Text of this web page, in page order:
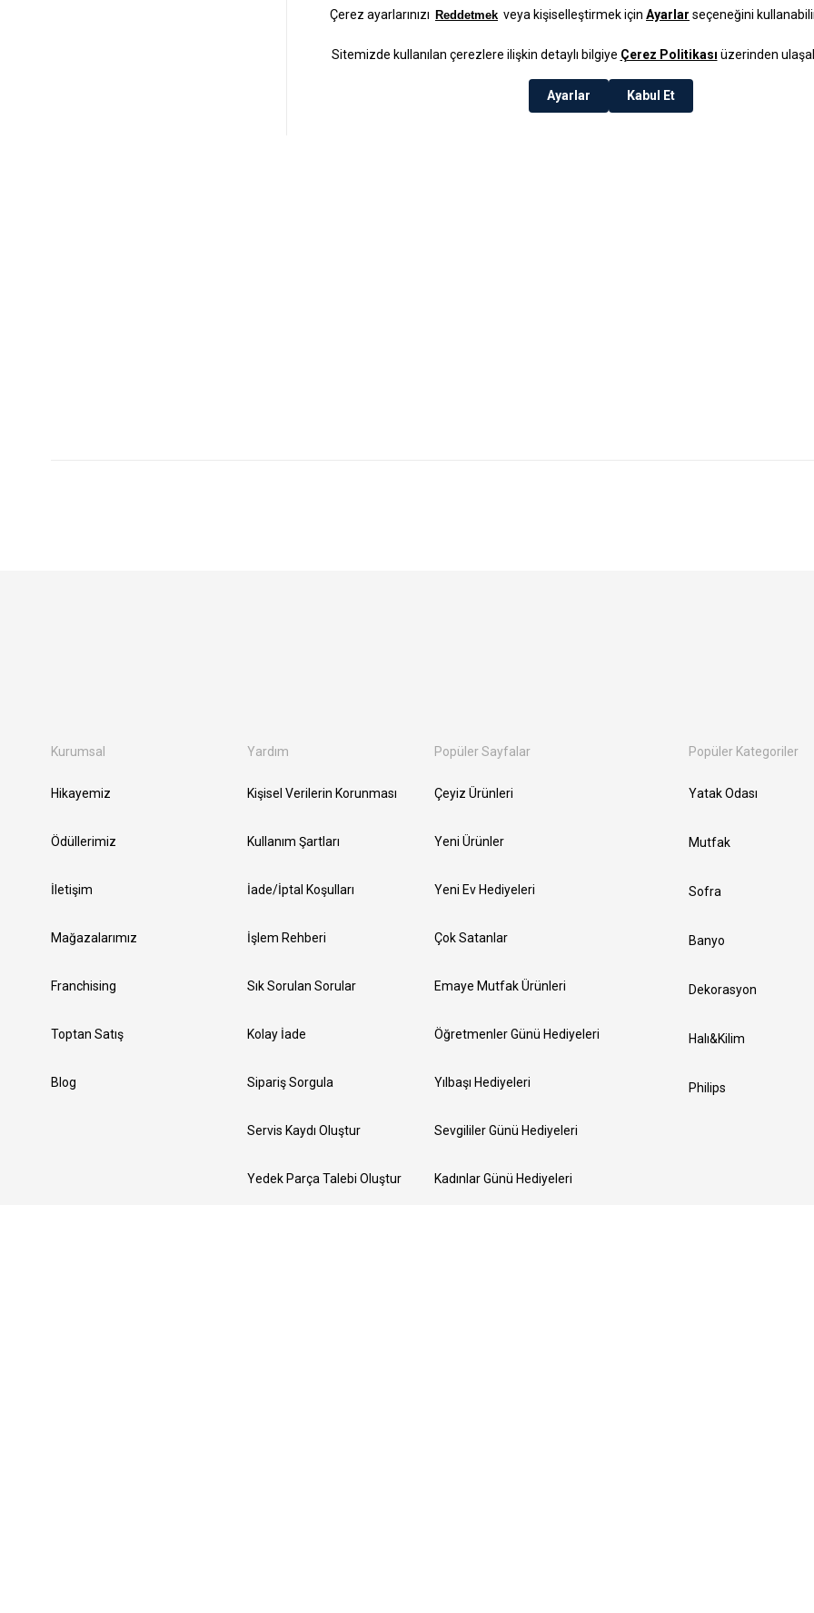
Soft Bloom
Kurumsal
Hikayemiz
Ödüllerimiz
İletişim
Mağazalarımız
Franchising
Toptan Satış
Blog
Yardım
Kişisel Verilerin Korunması
Kullanım Şartları
İade/İptal Koşulları
İşlem Rehberi
Sık Sorulan Sorular
Kolay İade
Sipariş Sorgula
Servis Kaydı Oluştur
Yedek Parça Talebi Oluştur
Popüler Sayfalar
Çeyiz Ürünleri
Yeni Ürünler
Yeni Ev Hediyeleri
Çok Satanlar
Emaye Mutfak Ürünleri
Öğretmenler Günü Hediyeleri
Yılbaşı Hediyeleri
Sevgililer Günü Hediyeleri
Kadınlar Günü Hediyeleri
Popüler Kategoriler
Yatak Odası
Mutfak
Sofra
Banyo
Dekorasyon
Halı&Kilim
Philips